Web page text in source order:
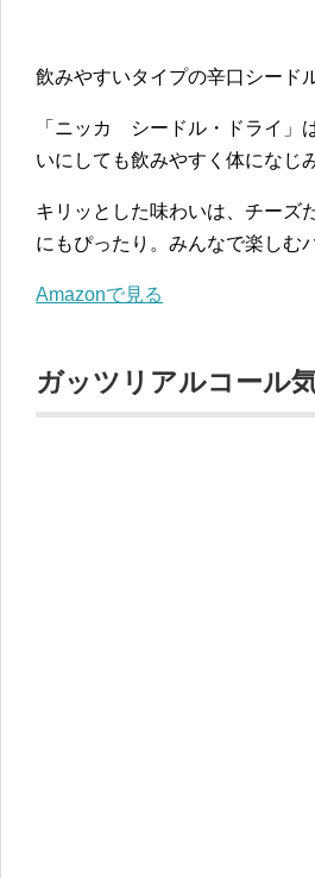
飲みやすいタイプの辛口シード
「ニッカ シードル・ドライ」
いにしても飲みやすく体になじ
キリッとした味わいは、チーズ
にもぴったり。みんなで楽しむ
Amazonで見る
ガッツリアルコール